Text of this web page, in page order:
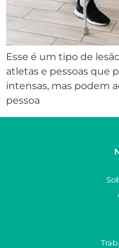
Esse é um tipo de
atletas e pessoas que
intensas, mas podem
pessoa